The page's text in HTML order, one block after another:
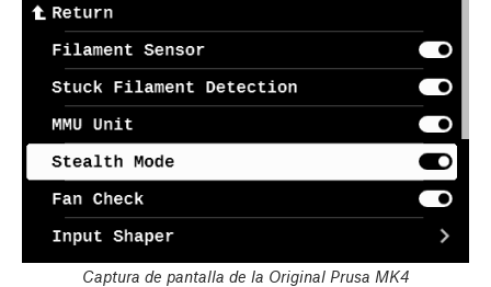
Captura de pantalla de la Original Prusa MK4